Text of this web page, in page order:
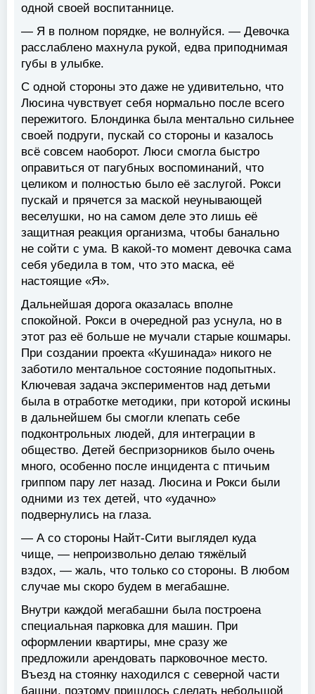
одной своей воспитаннице.
— Я в полном порядке, не волнуйся. — Девочка
расслаблено махнула рукой, едва приподнимая
губы в улыбке.
С одной стороны это даже не удивительно, что
Люсина чувствует себя нормально после всего
пережитого. Блондинка была ментально сильнее
своей подруги, пускай со стороны и казалось
всё совсем наоборот. Люси смогла быстро
оправиться от пагубных воспоминаний, что
целиком и полностью было её заслугой. Рокси
пускай и прячется за маской неунывающей
веселушки, но на самом деле это лишь её
защитная реакция организма, чтобы банально
не сойти с ума. В какой-то момент девочка сама
себя убедила в том, что это маска, её
настоящие «Я».
Дальнейшая дорога оказалась вполне
спокойной. Рокси в очередной раз уснула, но в
этот раз её больше не мучали старые кошмары.
При создании проекта «Кушинада» никого не
заботило ментальное состояние подопытных.
Ключевая задача экспериментов над детьми
была в отработке методики, при которой искины
в дальнейшем бы смогли клепать себе
подконтрольных людей, для интеграции в
общество. Детей беспризорников было очень
много, особенно после инцидента с птичьим
гриппом пару лет назад. Люсина и Рокси были
одними из тех детей, что «удачно»
подвернулись на глаза.
— А со стороны Найт-Сити выглядел куда
чище, — непроизвольно делаю тяжёлый
вздох, — жаль, что только со стороны. В любом
случае мы скоро будем в мегабашне.
Внутри каждой мегабашни была построена
специальная парковка для машин. При
оформлении квартиры, мне сразу же
предложили арендовать парковочное место.
Въезд на стоянку находился с северной части
башни, поэтому пришлось сделать небольшой